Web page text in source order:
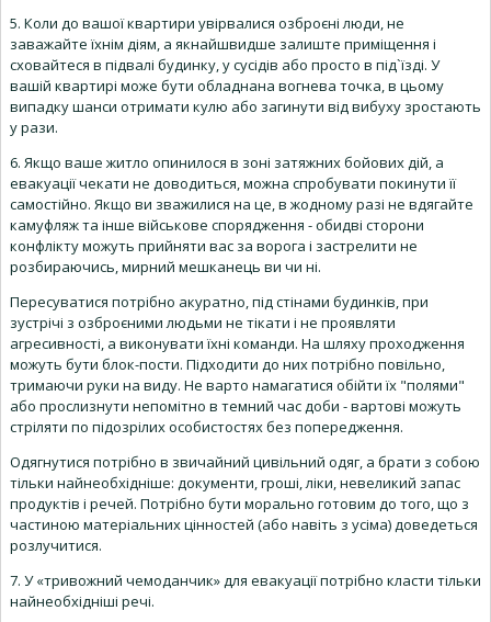
5. Коли до вашої квартири увірвалися озброєні люди, не
заважайте їхнім діям, а якнайшвидше залиште приміщення і
сховайтеся в підвалі будинку, у сусідів або просто в під`їзді. У
вашій квартирі може бути обладнана вогнева точка, в цьому
випадку шанси отримати кулю або загинути від вибуху зростають
у рази.
6. Якщо ваше житло опинилося в зоні затяжних бойових дій, а
евакуації чекати не доводиться, можна спробувати покинути її
самостійно. Якщо ви зважилися на це, в жодному разі не вдягайте
камуфляж та інше військове спорядження - обидві сторони
конфлікту можуть прийняти вас за ворога і застрелити не
розбираючись, мирний мешканець ви чи ні.
Пересуватися потрібно акуратно, під стінами будинків, при
зустрічі з озброєними людьми не тікати і не проявляти
агресивності, а виконувати їхні команди. На шляху проходження
можуть бути блок-пости. Підходити до них потрібно повільно,
тримаючи руки на виду. Не варто намагатися обійти їх "полями"
або прослизнути непомітно в темний час доби - вартові можуть
стріляти по підозрілих особистостях без попередження.
Одягнутися потрібно в звичайний цивільний одяг, а брати з собою
тільки найнеобхідніше: документи, гроші, ліки, невеликий запас
продуктів і речей. Потрібно бути морально готовим до того, що з
частиною матеріальних цінностей (або навіть з усіма) доведеться
розлучитися.
7. У «тривожний чемоданчик» для евакуації потрібно класти тільки
найнеобхідніші речі.